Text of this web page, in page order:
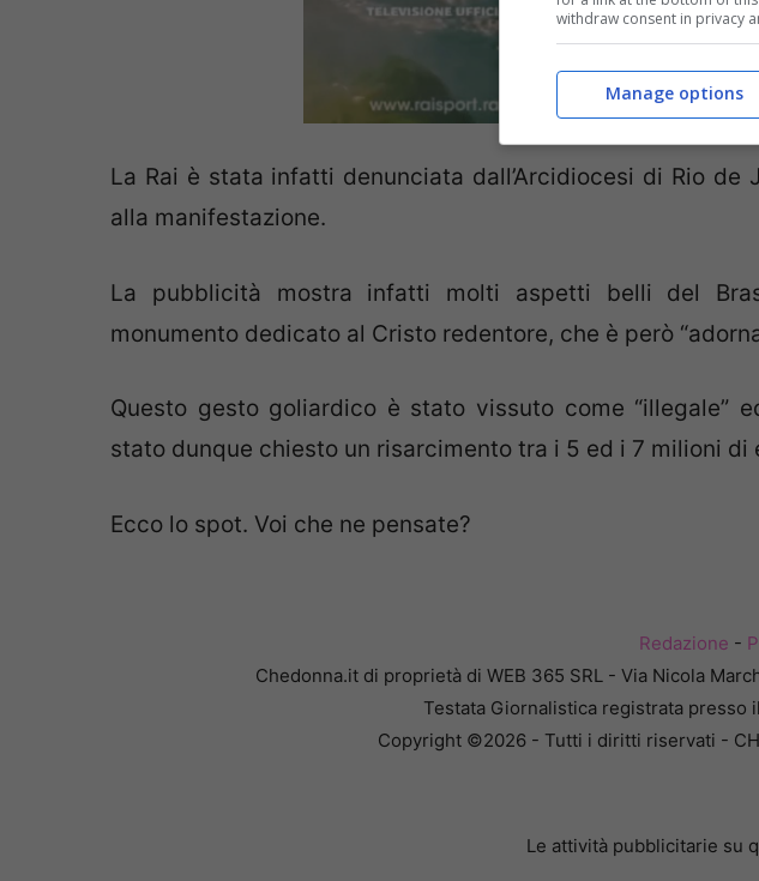
La Rai è stata infatti denunciata dall’Arcidiocesi di Rio de
alla manifestazione.
La pubblicità mostra infatti molti aspetti belli del
monumento dedicato al Cristo redentore, che è però
Questo gesto goliardico è stato vissuto come “illegale”
stato dunque chiesto un risarcimento tra i 5 ed i 7 milioni di
Ecco lo spot. Voi che ne pensate?
Redazione -
Chedonna.it di proprietà di WEB 365 SRL - Via Nicola
Testata Giornalistica registrata presso
Copyright ©2026 - Tutti i diritti riservati -
Le attività pubblicitarie su
withdraw consent in privacy
Manage options